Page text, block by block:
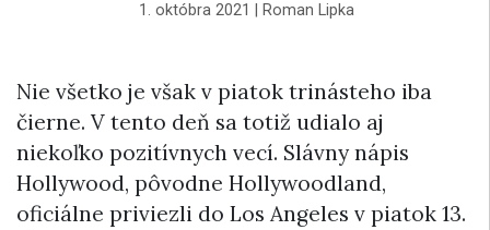
1. októbra 2021 Roman Lipka
Nie všetko je však v piatok trinásteho iba
čierne. V tento deň sa totiž udialo aj
niekoľko pozitívnych vecí. Slávny nápis
Hollywood, pôvodne Hollywoodland,
oficiálne priviezli do Los Angeles v piatok 13.